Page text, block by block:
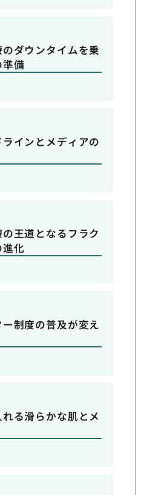
ダウンタイムを乗
準備
インとメディアの
王道となるフラク
化
制度の普及が変え
る滑らかな肌とメ